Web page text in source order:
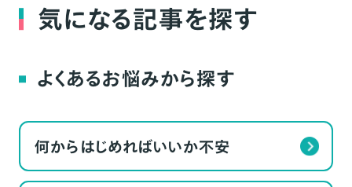
気になる記事を探す
よくあるお悩みから探す
何からはじめればいいか不安